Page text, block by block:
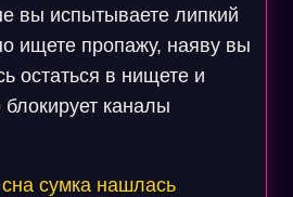
вы испытываете липкий
ищете пропажу, наяву вы
остаться в нищете и
каналы
сумка нашлась